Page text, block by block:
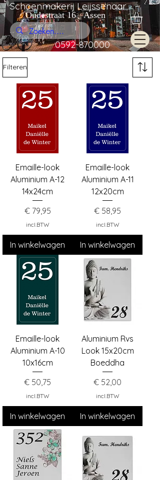
Schoenmakerij Leijssenaar
Oudestraat 16 Assen
0592-870000
Filteren
Emaille-look
Aluminium A-12
14x24cm
Prijs
€ 79,95
incl.BTW
In winkelwagen
Emaille-look
Aluminium A-11
12x20cm
Prijs
€ 58,95
incl.BTW
In winkelwagen
Emaille-look
Aluminium A-10
10x16cm
Prijs
€ 50,75
incl.BTW
In winkelwagen
Aluminium Rvs
Look 15x20cm
Boeddha
Prijs
€ 52,00
incl.BTW
In winkelwagen